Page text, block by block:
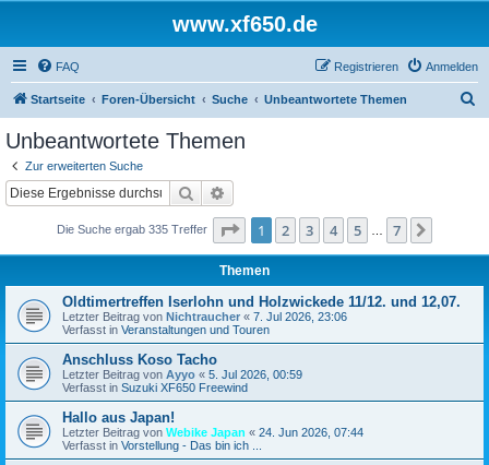
www.xf650.de
FAQ Anmelden
Registrieren
Startseite Foren-Übersicht Suche Unbeantwortete Themen
Unbeantwortete Themen
Zur erweiterten Suche
Suche
Die Suche ergab 335 Treffer Seite 1von
1 2 3 4 5 7
Themen
Oldtimertreffen Iserlohn und Holzwickede 11/12. und 12,07.
Letzter Beitrag von Nichtraucher « 7. Jul 2026, 23:06
Verfasst in Veranstaltungen und Touren
Anschluss Koso Tacho
Letzter Beitrag von Ayyo « 5. Jul 2026, 00:59
Verfasst in Suzuki XF650 Freewind
Hallo aus Japan!
Letzter Beitrag von Webike Japan « 24. Jun 2026, 07:44
Verfasst in Vorstellung - Das bin ich ...